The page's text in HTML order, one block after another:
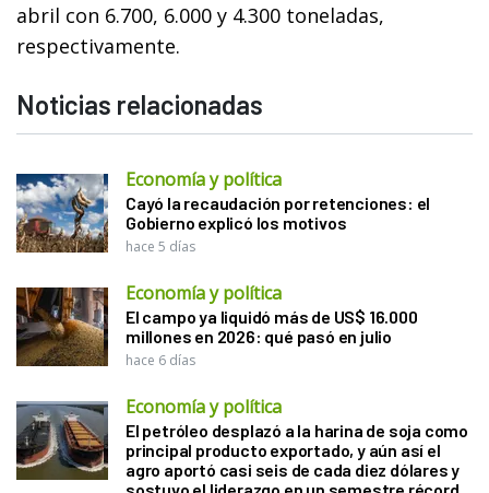
abril con 6.700, 6.000 y 4.300 toneladas,
respectivamente.
Noticias relacionadas
Economía y política
Cayó la recaudación por retenciones: el
Gobierno explicó los motivos
hace 5 días
Economía y política
El campo ya liquidó más de US$ 16.000
millones en 2026: qué pasó en julio
hace 6 días
Economía y política
El petróleo desplazó a la harina de soja como
principal producto exportado, y aún así el
agro aportó casi seis de cada diez dólares y